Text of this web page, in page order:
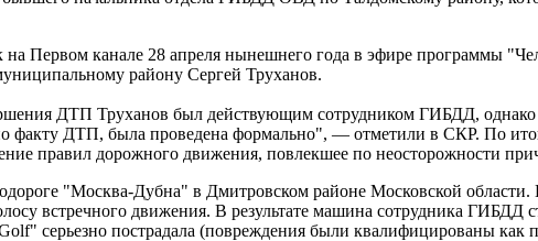
на Первом канале 28 апреля нынешнего года в эфире программы
району Сергей Труханов.
ДТП Труханов был действующим сотрудником ГИБДД,
факту ДТП, была проведена формально", — отметили в СКР. По
правил дорожного движения, повлекшее по неосторожности
"Москва-Дубна" в Дмитровском районе Московской
встречного движения. В результате машина сотрудника ГИБДД
серьезно пострадала (повреждения были квалифицированы как